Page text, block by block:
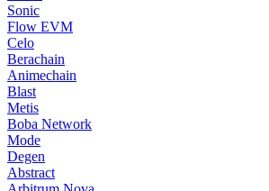
Sonic
Flow EVM
Celo
Berachain
Animechain
Blast
Metis
Boba Network
Mode
Degen
Abstract